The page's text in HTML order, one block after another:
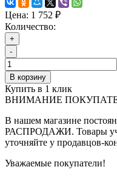
Цена: 1 752 ₽
Количество:
+
-
В корзину
Купить в 1 клик
ВНИМАНИЕ
В нашем магазине
РАСПРОДАЖИ. Товары
уточняйте у продавцов-
Уважаемые покупатели!